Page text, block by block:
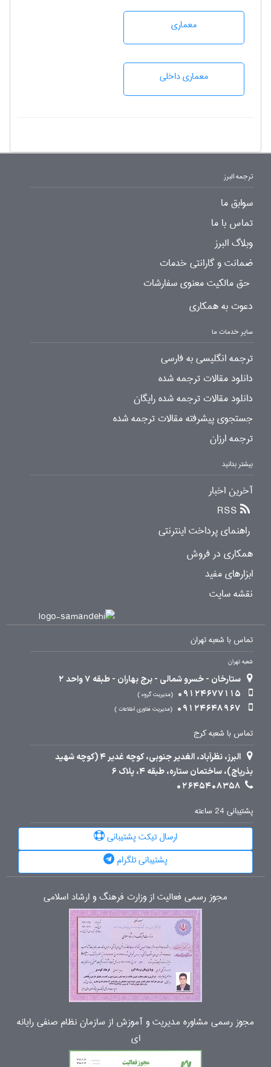
معماری
معماری داخلی
ترجمه البرز
سوابق ما
تماس با ما
وبلاگ البرز
ضمانت و گارانتی خدمات
حق مالکیت معنوی سفارشات
دعوت به همکاری
سایر خدمات ما
ترجمه انگلیسی به فارسی
دانلود مقالات ترجمه شده
دانلود مقالات ترجمه شده رایگان
جستجوی پیشرفته مقالات ترجمه شده
ترجمه ارزان
بیشتر بدانید
آخرین اخبار
RSS
راهنمای پرداخت اینترنتی
همکاری در فروش
ابزارهای مفید
نقشه سایت
تماس با شعبه تهران
شعبه تهران
ستارخان - خسرو شمالی - برج بهاران - طبقه 7 واحد 2
09124677115
مدیریت گروه
09124648967 مدیریت فناوری اطلاعات
تماس با شعبه کرج
البرز، نظرآباد، الغدیر جنوبی، کوچه غدیر 4 (کوچه شهید
بذرپاچ)، ساختمان ستاره، طبقه 4، پلاک 6
02645408358
پشتیبانی 24 ساعته
ارسال تیکت پشتیبانی
پشتیبانی تلگرام
مجوز رسمی فعالیت از وزارت فرهنگ و ارشاد اسلامی
مجوز رسمی مشاوره مدیریت و آموزش از سازمان نظام صنفی رایانه
ای